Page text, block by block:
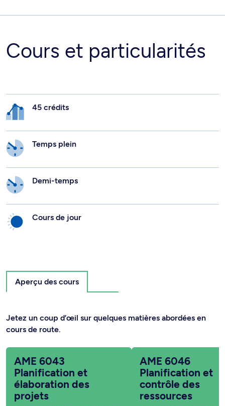
Cours et particularités
45 crédits
Temps plein
Demi-temps
Cours de jour
Aperçu des cours
Jetez un coup d’œil sur quelques matières abordées en
cours de route.
AME 6043
Planification et
élaboration des
projets
AME 6046
Planification et
contrôle des
ressources